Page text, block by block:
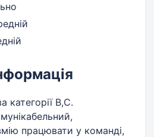
категорії В,С.
працювати у команді,